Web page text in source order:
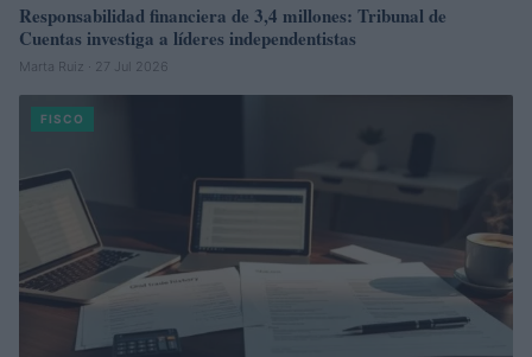
Responsabilidad financiera de 3,4 millones: Tribunal de
Cuentas investiga a líderes independentistas
Marta Ruiz · 27 Jul 2026
FISCO